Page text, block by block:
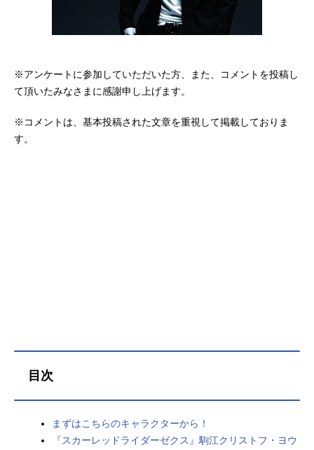
※アンケートに参加していただいた方、また、コメントを投稿し
て頂いたみなさまに感謝申し上げます。
※コメントは、基本投稿された文章を重視して掲載しておりま
す。
目次
まずはこちらのキャラクターから！
『スカーレッドライダーゼクス』駒江クリストフ・ヨウ